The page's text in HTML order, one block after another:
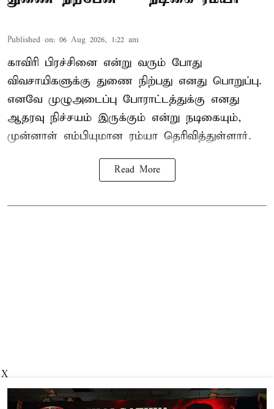
Published on: 06 Aug 2026, 1:22 am
காவிரி பிரச்சினை என்று வரும் போது
விவசாயிகளுக்கு துணை நிற்பது எனது பொறுப்பு.
எனவே முழுஅடைப்பு போராட்டத்துக்கு எனது
ஆதரவு நிச்சயம் இருக்கும் என்று நடிகையும்,
முன்னாள் எம்பியுமான ரம்யா தெரிவித்துள்ளார்.
Read More
X